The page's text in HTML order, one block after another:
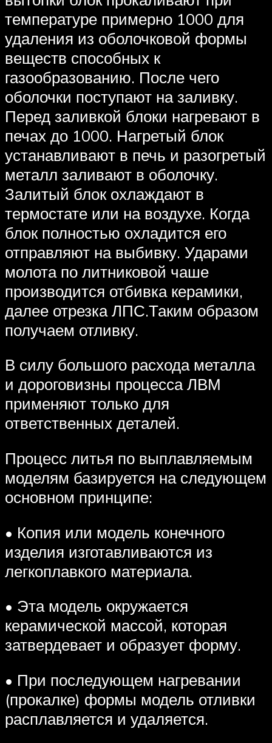
температуре примерно 1000 для
удаления из оболочковой формы
веществ способных к
газообразованию. После чего
оболочки поступают на заливку.
Перед заливкой блоки нагревают в
печах до 1000. Нагретый блок
устанавливают в печь и разогретый
металл заливают в оболочку.
Залитый блок охлаждают в
термостате или на воздухе. Когда
блок полностью охладится его
отправляют на выбивку. Ударами
молота по литниковой чаше
производится отбивка керамики,
далее отрезка ЛПС.Таким образом
получаем отливку.
В силу большого расхода металла
и дороговизны процесса ЛВМ
применяют только для
ответственных деталей.
Процесс литья по выплавляемым
моделям базируется на следующем
основном принципе:
• Копия или модель конечного
изделия изготавливаются из
легкоплавкого материала.
• Эта модель окружается
керамической массой, которая
затвердевает и образует форму.
• При последующем нагревании
(прокалке) формы модель отливки
расплавляется и удаляется.